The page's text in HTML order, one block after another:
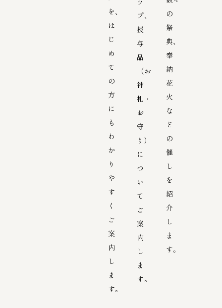
を、
は
じ
め
て
の
方
に
も
わ
か
り
や
す
く
ご
案
内
し
ま
す。
プ、
授
与
品
（お
神
札・
お
守
り）
に
つ
い
て
ご
案
内
し
ま
す。
の
祭
典、
奉
納
花
火
な
ど
の
催
し
を
紹
介
し
ま
す。